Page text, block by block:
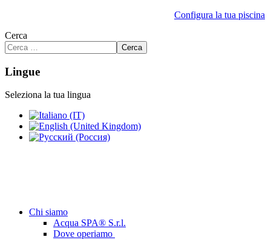
Configura la tua piscina
Cerca
Cerca
Lingue
Seleziona la tua lingua
Chi siamo
Acqua SPA® S.r.l.
Dove operiamo